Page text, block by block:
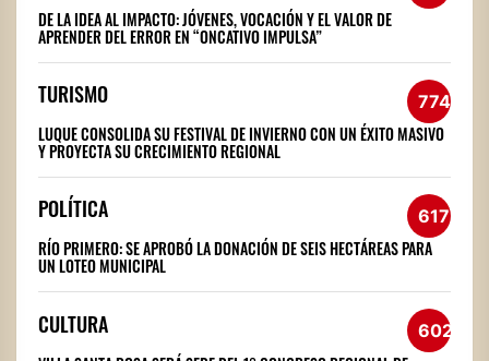
DE LA IDEA AL IMPACTO: JÓVENES, VOCACIÓN Y EL VALOR DE
APRENDER DEL ERROR EN “ONCATIVO IMPULSA”
TURISMO 774
LUQUE CONSOLIDA SU FESTIVAL DE INVIERNO CON UN ÉXITO MASIVO
Y PROYECTA SU CRECIMIENTO REGIONAL
POLÍTICA 617
RÍO PRIMERO: SE APROBÓ LA DONACIÓN DE SEIS HECTÁREAS PARA
UN LOTEO MUNICIPAL
CULTURA 602